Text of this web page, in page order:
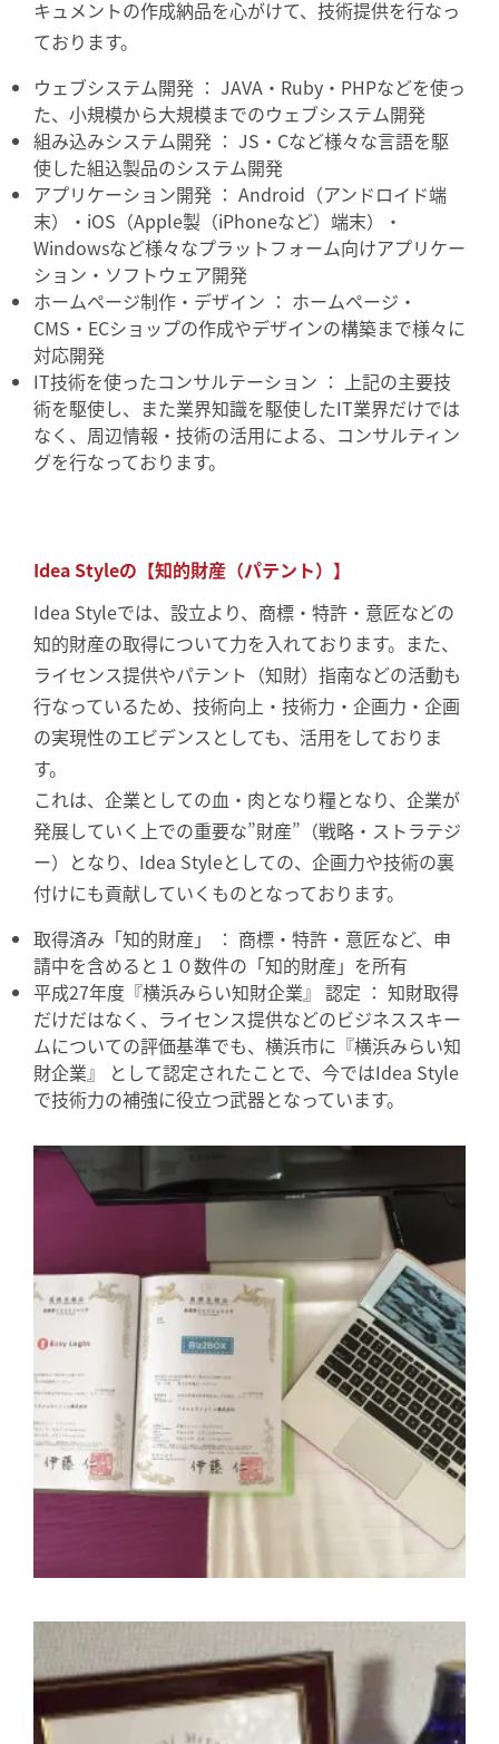
キュメントの作成納品を心がけて、技術提供を行なっ
ております。
ウェブシステム開発 ： JAVA・Ruby・PHPなどを使っ
た、小規模から大規模までのウェブシステム開発
組み込みシステム開発 ： JS・Cなど様々な言語を駆
使した組込製品のシステム開発
アプリケーション開発 ： Android（アンドロイド端
末）・iOS（Apple製（iPhoneなど）端末）・
Windowsなど様々なプラットフォーム向けアプリケー
ション・ソフトウェア開発
ホームページ制作・デザイン ： ホームページ・
CMS・ECショップの作成やデザインの構築まで様々に
対応開発
IT技術を使ったコンサルテーション ： 上記の主要技
術を駆使し、また業界知識を駆使したIT業界だけでは
なく、周辺情報・技術の活用による、コンサルティン
グを行なっております。
Idea Styleの【知的財産（パテント）】
Idea Styleでは、設立より、商標・特許・意匠などの
知的財産の取得について力を入れております。また、
ライセンス提供やパテント（知財）指南などの活動も
行なっているため、技術向上・技術力・企画力・企画
の実現性のエビデンスとしても、活用をしておりま
す。
これは、企業としての血・肉となり糧となり、企業が
発展していく上での重要な”財産”（戦略・ストラテジ
ー）となり、Idea Styleとしての、企画力や技術の裏
付けにも貢献していくものとなっております。
取得済み「知的財産」 ： 商標・特許・意匠など、申
請中を含めると１０数件の「知的財産」を所有
平成27年度『横浜みらい知財企業』 認定 ： 知財取得
だけだはなく、ライセンス提供などのビジネススキー
ムについての評価基準でも、横浜市に『横浜みらい知
財企業』 として認定されたことで、今ではIdea Style
で技術力の補強に役立つ武器となっています。